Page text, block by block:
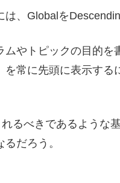
、Globalを
やトピックの目的
常に先頭に表示する
るべきであるような
だろう。